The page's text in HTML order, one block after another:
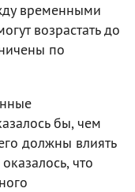
временными
возрастать до
по
бы, чем
должны влиять
что